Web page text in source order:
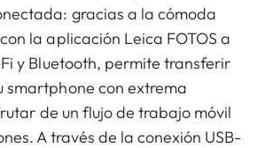
gracias a la cómoda
la aplicación Leica FOTOS a
y Bluetooth, permite transferir
smartphone con extrema
de un flujo de trabajo móvil
A través de la conexión USB-